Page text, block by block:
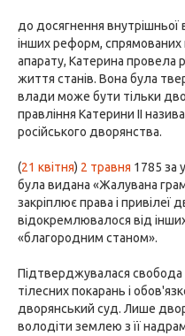
до досягнення внутрішньої
інших реформ, спрямованих
апарату, Катерина провела
життя станів. Вона була
влади може бути тільки
правління Катерини II
російського дворянства.
(21 квітня) 2 травня 1785 за
була видана «Жалувана
закріплює права і привілеї
відокремлювалося від інших
«благородним станом».
Підтверджувалася
тілесних покарань і
дворянський суд. Лише
володіти землею з її